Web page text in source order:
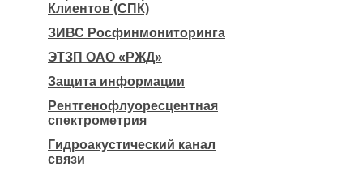
Клиентов (СПК)
ЗИВС Росфинмониторинга
ЭТЗП ОАО «РЖД»
Защита информации
Рентгенофлуоресцентная
спектрометрия
Гидроакустический канал
связи